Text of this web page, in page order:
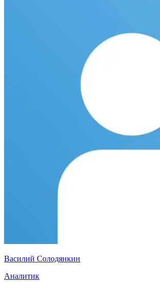
Василий Солодянкин
Аналитик